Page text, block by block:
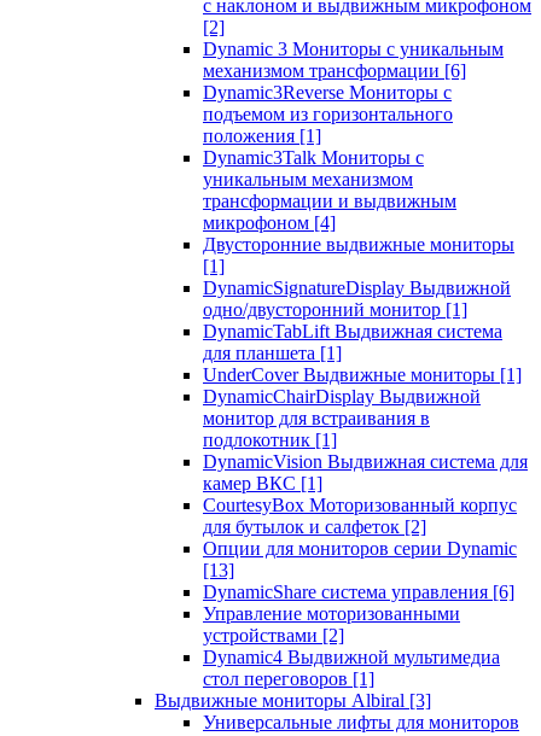
с наклоном и выдвижным микрофоном
[2]
Dynamic 3 Мониторы с уникальным
механизмом трансформации [6]
Dynamic3Reverse Мониторы с
подъемом из горизонтального
положения [1]
Dynamic3Talk Мониторы с
уникальным механизмом
трансформации и выдвижным
микрофоном [4]
Двусторонние выдвижные мониторы
[1]
DynamicSignatureDisplay Выдвижной
одно/двусторонний монитор [1]
DynamicTabLift Выдвижная система
для планшета [1]
UnderCover Выдвижные мониторы [1]
DynamicChairDisplay Выдвижной
монитор для встраивания в
подлокотник [1]
DynamicVision Выдвижная система для
камер ВКС [1]
CourtesyBox Моторизованный корпус
для бутылок и салфеток [2]
Опции для мониторов серии Dynamic
[13]
DynamicShare система управления [6]
Управление моторизованными
устройствами [2]
Dynamic4 Выдвижной мультимедиа
стол переговоров [1]
Выдвижные мониторы Albiral [3]
Универсальные лифты для мониторов